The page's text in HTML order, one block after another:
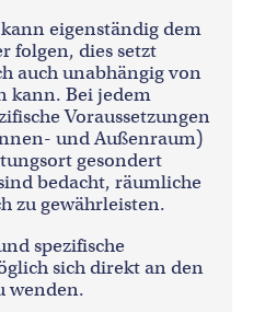
eigenständig dem
folgen, dies setzt
auch unabhängig von
kann. Bei jedem
Voraussetzungen
und Außenraum)
gesondert
bedacht, räumliche
zu gewährleisten.
spezifische
sich direkt an den
wenden.